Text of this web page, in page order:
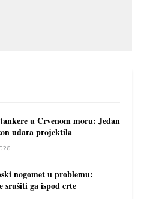
u Crvenom moru: Jedan
udara projektila
nogomet u problemu:
srušiti ga ispod crte